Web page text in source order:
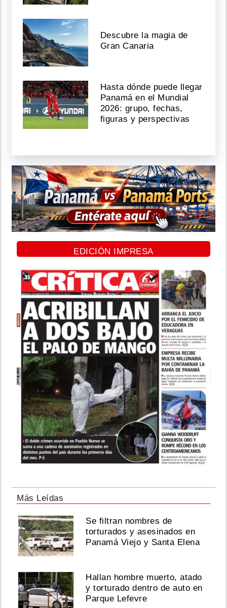
Descubre la magia de
Gran Canaria
Hasta dónde puede llegar
Panamá en el Mundial
2026: grupo, fechas,
figuras y perspectivas
EDICIÓN IMPRESA
Más Leídas
Se filtran nombres de
torturados y asesinados en
Panamá Viejo y Santa Elena
Hallan hombre muerto, atado
y torturado dentro de auto en
Parque Lefevre